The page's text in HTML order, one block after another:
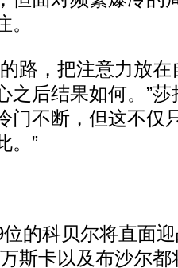
。
，把注意力放在
之后结果如何。”莎
门不断，但这不仅
。”
科贝尔将直面迎
斯卡以及布沙尔